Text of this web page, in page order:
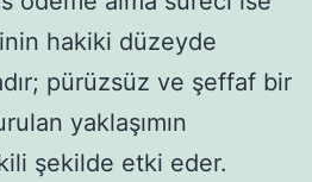
hakiki düzeyde
pürüzsüz ve şeffaf bir
yaklaşımın
şekilde etki eder.